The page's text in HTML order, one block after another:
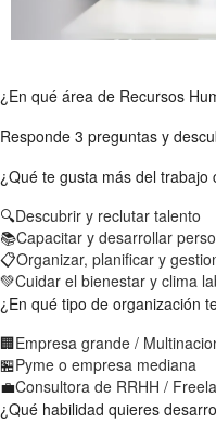
¿En qué área de Recursos
Responde 3 preguntas y
¿Qué te gusta más del trabajo
🔍Descubrir y reclutar talento
📚Capacitar y desarrollar
📋Organizar, planificar y
💚Cuidar el bienestar y clima
¿En qué tipo de organización
🏢Empresa grande /
🏪Pyme o empresa mediana
💼Consultora de RRHH /
¿Qué habilidad quieres